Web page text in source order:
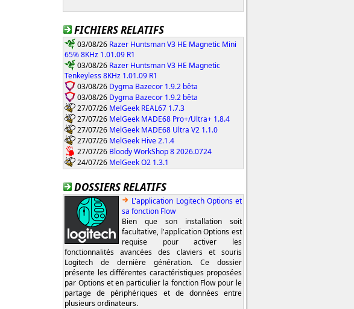
FICHIERS RELATIFS
03/08/26 Razer Huntsman V3 HE Magnetic Mini
65% 8KHz 1.01.09 R1
03/08/26 Razer Huntsman V3 HE Magnetic
Tenkeyless 8KHz 1.01.09 R1
03/08/26 Dygma Bazecor 1.9.2 bêta
03/08/26 Dygma Bazecor 1.9.2 bêta
27/07/26 MelGeek REAL67 1.7.3
27/07/26 MelGeek MADE68 Pro+/Ultra+ 1.8.4
27/07/26 MelGeek MADE68 Ultra V2 1.1.0
27/07/26 MelGeek Hive 2.1.4
27/07/26 Bloody WorkShop 8 2026.0724
24/07/26 MelGeek O2 1.3.1
DOSSIERS RELATIFS
L'application Logitech Options et
sa fonction Flow
Bien que son installation soit
facultative, l'application Options est
requise pour activer les
fonctionnalités avancées des claviers et souris
Logitech de dernière génération. Ce dossier
présente les différentes caractéristiques proposées
par Options et en particulier la fonction Flow pour le
partage de périphériques et de données entre
plusieurs ordinateurs.